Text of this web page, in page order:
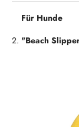
Für Hunde
2. "Beach